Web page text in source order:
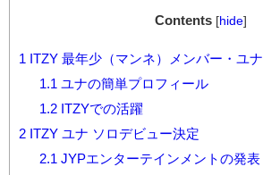
Contents [hide]
1
ITZY 最年少（マンネ）メンバー・ユナ
1.1
ユナの簡単プロフィール
1.2ITZYでの活躍
2 ITZY ユナ ソロデビュー決定
2.1 JYPエンターテインメントの発表